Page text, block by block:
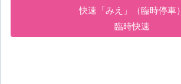
快速「みえ」（臨時停車）
臨時快速